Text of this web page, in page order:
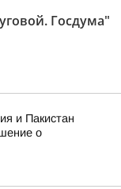
Госдума"
и Пакистан
о